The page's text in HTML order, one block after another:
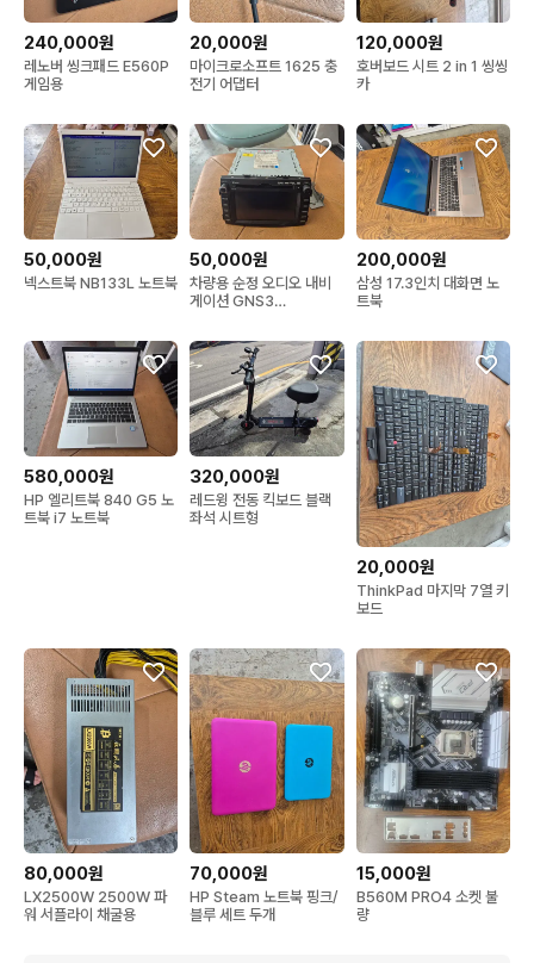
240,000원
레노버 씽크패드 E560P
게임용
20,000원
마이크로소프트 1625 충
전기 어댑터
120,000원
호버보드 시트 2 in 1 씽씽
카
50,000원
넥스트북 NB133L 노트북
50,000원
차량용 순정 오디오 내비
게이션 GNS3
200,000원
삼성 17.3인치 대화면 노
트북
580,000원
HP 엘리트북 840 G5 노
트북 i7 노트북
320,000원
레드윙 전동 킥보드 블랙
좌석 시트형
20,000원
ThinkPad 마지막 7열 키
보드
80,000원
LX2500W 2500W 파
워 서플라이 채굴용
70,000원
HP Steam 노트북 핑크/
블루 세트 두개
15,000원
B560M PRO4 소켓 불
량